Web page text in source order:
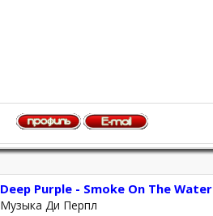
Deep Purple - Smoke On The Water
Музыка Ди Перпл